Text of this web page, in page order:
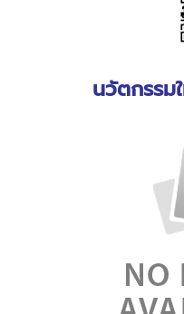
นวัตกรรม